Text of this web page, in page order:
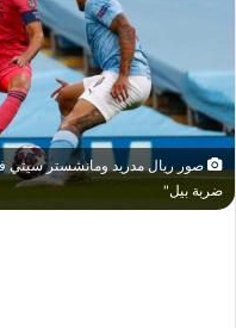
صور ريال مدريد ومانشستر سيتي
ضربة بيل"